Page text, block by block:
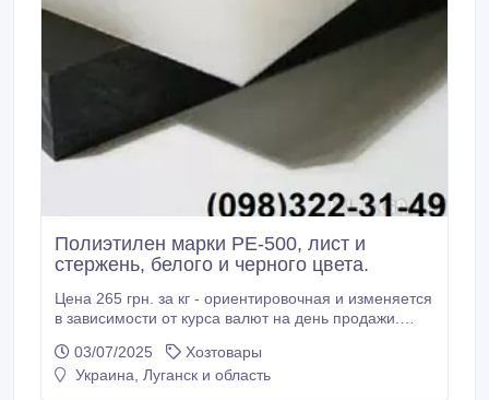
Полиэтилен марки РЕ-500, лист и
стержень, белого и черного цвета.
Цена 265 грн. за кг - ориентировочная и изменяется
в зависимости от курса валют на день продажи.
Украина) продает полиэтилен марки РЕ-500,
листовой и стержневой, белого и черного цвета.
03/07/2025
Хозтовары
Украина, Луганск и область